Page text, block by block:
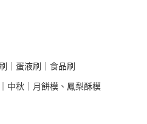
｜蛋液刷｜食品刷
｜中秋｜月餅模、鳳梨酥模